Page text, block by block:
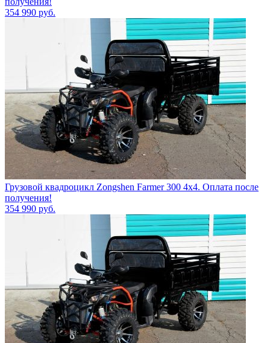
354 990 руб.
Грузовой квадроцикл Zongshen Farmer 300 4х4. Оплата после
получения!
354 990 руб.